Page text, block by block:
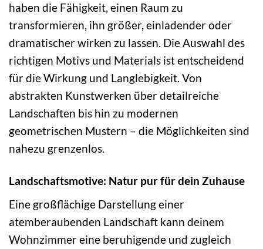
haben die Fähigkeit, einen Raum zu
transformieren, ihn größer, einladender oder
dramatischer wirken zu lassen. Die Auswahl des
richtigen Motivs und Materials ist entscheidend
für die Wirkung und Langlebigkeit. Von
abstrakten Kunstwerken über detailreiche
Landschaften bis hin zu modernen
geometrischen Mustern – die Möglichkeiten sind
nahezu grenzenlos.
Landschaftsmotive: Natur pur für dein Zuhause
Eine großflächige Darstellung einer
atemberaubenden Landschaft kann deinem
Wohnzimmer eine beruhigende und zugleich